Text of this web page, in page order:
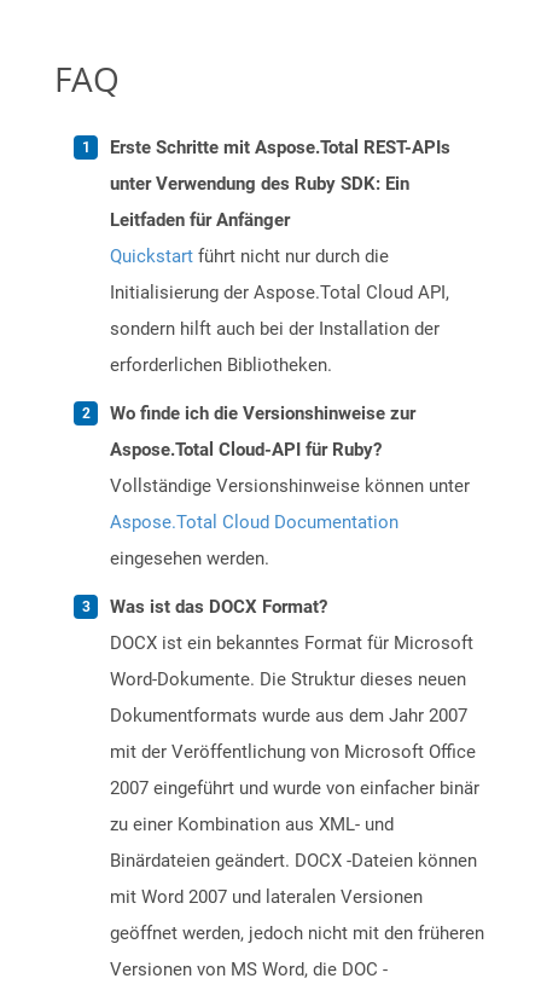
FAQ
Erste Schritte mit Aspose.Total REST-APIs
unter Verwendung des Ruby SDK: Ein
Leitfaden für Anfänger
Quickstart führt nicht nur durch die
Initialisierung der Aspose.Total Cloud API,
sondern hilft auch bei der Installation der
erforderlichen Bibliotheken.
Wo finde ich die Versionshinweise zur
Aspose.Total Cloud-API für Ruby?
Vollständige Versionshinweise können unter
Aspose.Total Cloud Documentation
eingesehen werden.
Was ist das DOCX Format?
DOCX ist ein bekanntes Format für Microsoft
Word-Dokumente. Die Struktur dieses neuen
Dokumentformats wurde aus dem Jahr 2007
mit der Veröffentlichung von Microsoft Office
2007 eingeführt und wurde von einfacher binär
zu einer Kombination aus XML- und
Binärdateien geändert. DOCX -Dateien können
mit Word 2007 und lateralen Versionen
geöffnet werden, jedoch nicht mit den früheren
Versionen von MS Word, die DOC -